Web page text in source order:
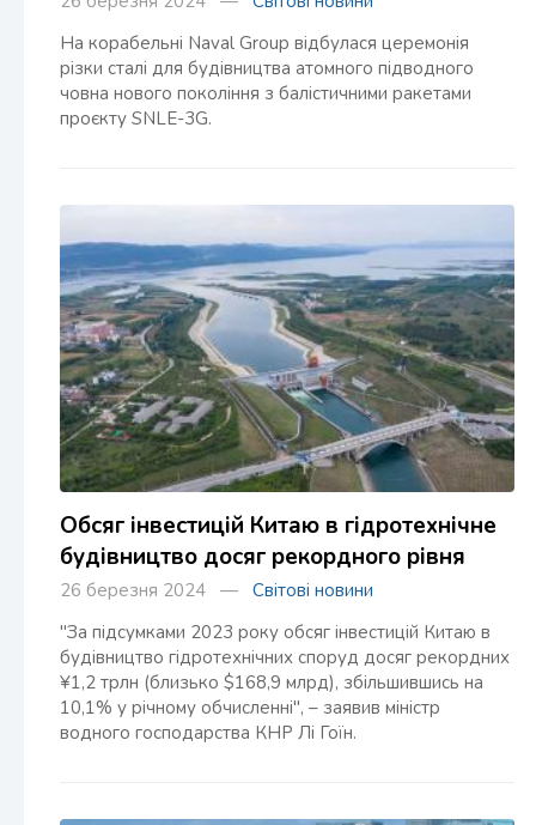
На корабельні Naval Group відбулася церемонія
різки сталі для будівництва атомного підводного
човна нового покоління з балістичними ракетами
проєкту SNLE-3G.
Обсяг інвестицій Китаю в гідротехнічне
будівництво досяг рекордного рівня
26 березня 2024 — Світові новини
"За підсумками 2023 року обсяг інвестицій Китаю в
будівництво гідротехнічних споруд досяг рекордних
¥1,2 трлн (близько $168,9 млрд), збільшившись на
10,1% у річному обчисленні", – заявив міністр
водного господарства КНР Лі Гоїн.